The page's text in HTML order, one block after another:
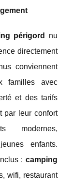
périgord
nu
directement
conviennent
familles avec
et des tarifs
par leur confort
modernes,
enfants.
: camping
wifi, restaurant